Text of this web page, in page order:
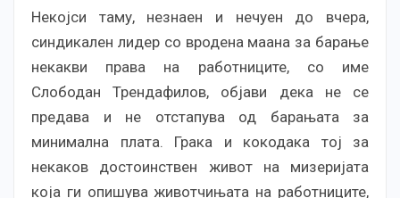
Некојси таму, незнаен и нечуен до вчера,
синдикален лидер со вродена маана за барање
некакви права на работниците, со име
Слободан Трендафилов, објави дека не се
предава и не отстапува од барањата за
минимална плата. Грака и кокодака тој за
некаков достоинствен живот на мизеријата
која ги опишува животчињата на работниците,